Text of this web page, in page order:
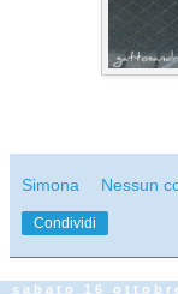
Simona Nessun
Condividi
sabato 16